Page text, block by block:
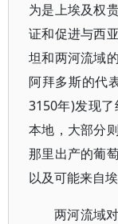
为是上埃及权
证和促进与西
坦和两河流域
阿拜多斯的代
3150年)发现
本地，大部分
那里出产的葡
以及可能来自
两河流域